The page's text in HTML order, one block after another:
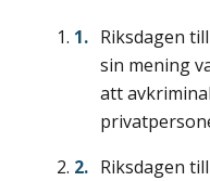
Riksdagen
sin mening
att
Riksdagen